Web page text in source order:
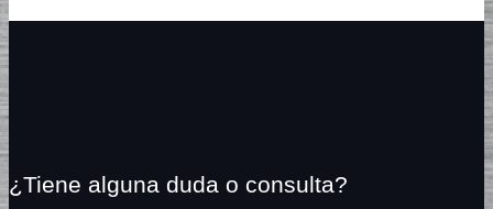
¿Tiene alguna duda o consulta?